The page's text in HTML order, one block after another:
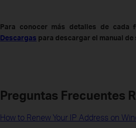
Para conocer más detalles de
Descargas para descargar el manual
Preguntas Frecuentes
How to Renew Your IP Address on